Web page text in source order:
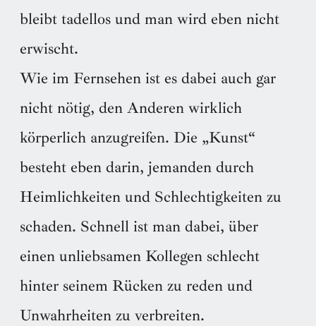
bleibt tadellos und man wird eben nicht
erwischt.
Wie im Fernsehen ist es dabei auch gar
nicht nötig, den Anderen wirklich
körperlich anzugreifen. Die „Kunst“
besteht eben darin, jemanden durch
Heimlichkeiten und Schlechtigkeiten zu
schaden. Schnell ist man dabei, über
einen unliebsamen Kollegen schlecht
hinter seinem Rücken zu reden und
Unwahrheiten zu verbreiten.